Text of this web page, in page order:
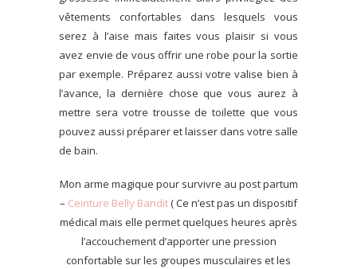
vêtements confortables dans lesquels vous
serez à l’aise mais faites vous plaisir si vous
avez envie de vous offrir une robe pour la sortie
par exemple. Préparez aussi votre valise bien à
l’avance, la dernière chose que vous aurez à
mettre sera votre trousse de toilette que vous
pouvez aussi préparer et laisser dans votre salle
de bain.
Mon arme magique pour survivre au post partum
– Ceinture Belly Bandit( Ce n’est pas un dispositif
médical mais elle permet quelques heures après
l’accouchement d’apporter une pression
confortable sur les groupes musculaires et les